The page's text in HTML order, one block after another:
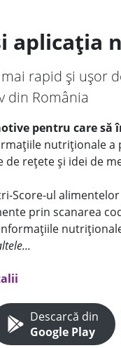
aplicația
mai rapid și
din România
pentru care să
nutriționale a
de rețete și idei de
Score-ul alimentelor
prin scanarea
Descarcă din
Google Play